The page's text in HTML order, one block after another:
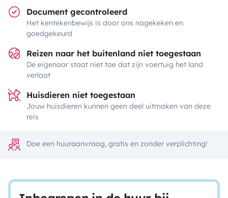
Document gecontroleerd
Het kentekenbewijs is door ons nagekeken en
goedgekeurd
Reizen naar het buitenland niet toegestaan
De eigenaar staat niet toe dat zijn voertuig het land
verlaat
Huisdieren niet toegestaan
Jouw huisdieren kunnen geen deel uitmaken van deze
reis
Doe een huuraanvraag, gratis en zonder verplichting!